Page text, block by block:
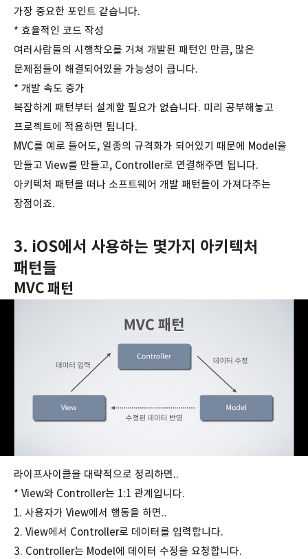
가장 중요한 포인트 같습니다.
* 효율적인 코드 작성
여러사람들의 시행착오를 거쳐 개발된 패턴인 만큼, 많은
문제점들이 해결되어있을 가능성이 큽니다.
* 개발 속도 증가
복잡하게 패턴부터 설계할 필요가 없습니다. 미리 공부해놓고
프로젝트에 적용하면 됩니다.
MVC를 예로 들어도, 일종의 규격화가 되어있기 때문에 Model을
만들고 View를 만들고, Controller로 연결해주면 됩니다.
아키텍처 패턴을 떠나 소프트웨어 개발 패턴들이 가져다주는
장점이죠.
3. iOS에서 사용하는 몇가지 아키텍처
패턴들
MVC 패턴
라이프사이클을 대략적으로 정리하면..
* View와 Controller는 1:1 관계입니다.
1. 사용자가 View에서 행동을 하면..
2. View에서 Controller로 데이터를 입력합니다.
3. Controller는 Model에 데이터 수정을 요청합니다.